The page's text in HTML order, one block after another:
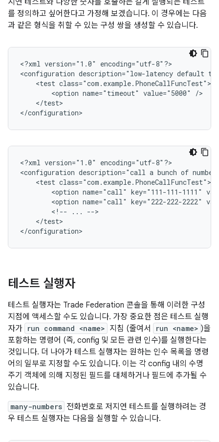
지연 테스트와 다양한 숫자를 호출하는 길게 실행되는 테스트
를 정의하고 싶어한다고 가정해 보겠습니다. 이 경우에는 다음
과 같은 형식을 취할 수 있는 구성 쌍을 생성할 수 있습니다.
<?xml version="1.0" encoding="utf-8"?>
<configuration description="low-latency default
    <test class="com.example.PhoneCallFuncTest">
        <option name="timeout" value="5000" />
    </test>
</configuration>
<?xml version="1.0" encoding="utf-8"?>
<configuration description="call a bunch of
    <test class="com.example.PhoneCallFuncTest">
<option name="call" key="111-111-1111"
<option name="call" key="222-222-2222"
        <!-- ... -->
    </test>
</configuration>
테스트 실행자
테스트 실행자는 Trade Federation 콘솔을 통해 이러한 구성
지점에 액세스할 수도 있습니다. 가장 중요한 점은 테스트 실행
자가 run command <name> 지침 (줄여서 run <name> )을
포함하는 명령어 (즉, config 및 모든 관련 인수)를 실행한다는
것입니다. 더 나아가 테스트 실행자는 원하는 인수 목록을 명령
어의 일부로 지정할 수도 있습니다. 이는 각 config 내의 수명
주기 객체에 의해 지정된 필드를 대체하거나 필드에 추가될 수
있습니다.
many-numbers 전화번호로 저지연 테스트를 실행하려는 경
우 테스트 실행자는 다음을 실행할 수 있습니다.